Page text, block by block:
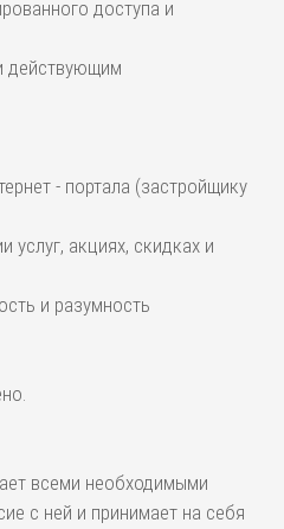
доступа и
действующим
- портала (застройщику
акциях, скидках и
и разумность
всеми необходимыми
с ней и принимает на себя